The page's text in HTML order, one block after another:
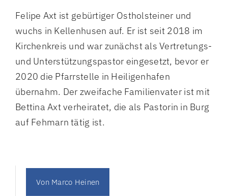
Felipe Axt ist gebürtiger Ostholsteiner und
wuchs in Kellenhusen auf. Er ist seit 2018 im
Kirchenkreis und war zunächst als Vertretungs-
und Unterstützungspastor eingesetzt, bevor er
2020 die Pfarrstelle in Heiligenhafen
übernahm. Der zweifache Familienvater ist mit
Bettina Axt verheiratet, die als Pastorin in Burg
auf Fehmarn tätig ist.
Von Marco Heinen